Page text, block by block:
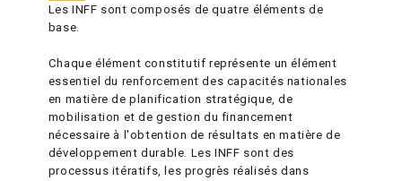
Les INFF sont composés de quatre éléments de
base.
Chaque élément constitutif représente un élément
essentiel du renforcement des capacités nationales
en matière de planification stratégique, de
mobilisation et de gestion du financement
nécessaire à l'obtention de résultats en matière de
développement durable. Les INFF sont des
processus itératifs, les progrès réalisés dans